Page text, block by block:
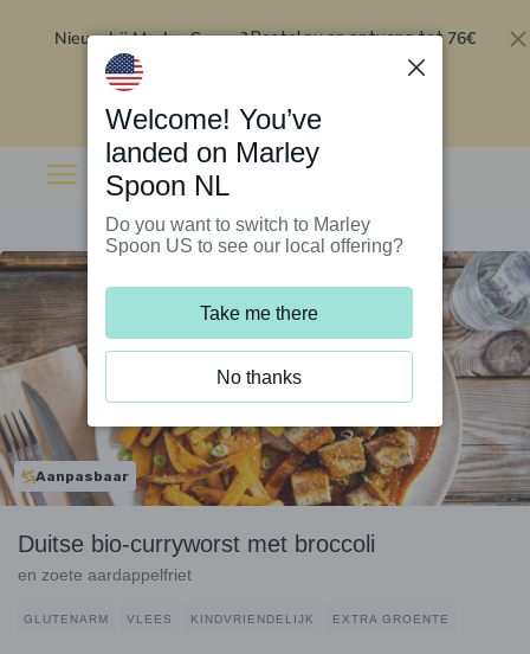
Nieuw bij Marley Spoon?Bestel nu en ontvang tot 76€
Aanpasbaar
Duitse bio-curryworst met broccoli
en zoete aardappelfriet
GLUTENARM VLEES KINDVRIENDELIJK EXTRA GROENTE
Welcome! You’ve
landed on Marley
Spoon NL
Do you want to switch to Marley
Spoon US to see our local offering?
Take me there
No thanks